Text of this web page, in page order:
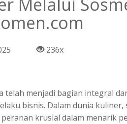
236x
telah menjadi bagian integral
bisnis. Dalam dunia
krusial dalam menarik